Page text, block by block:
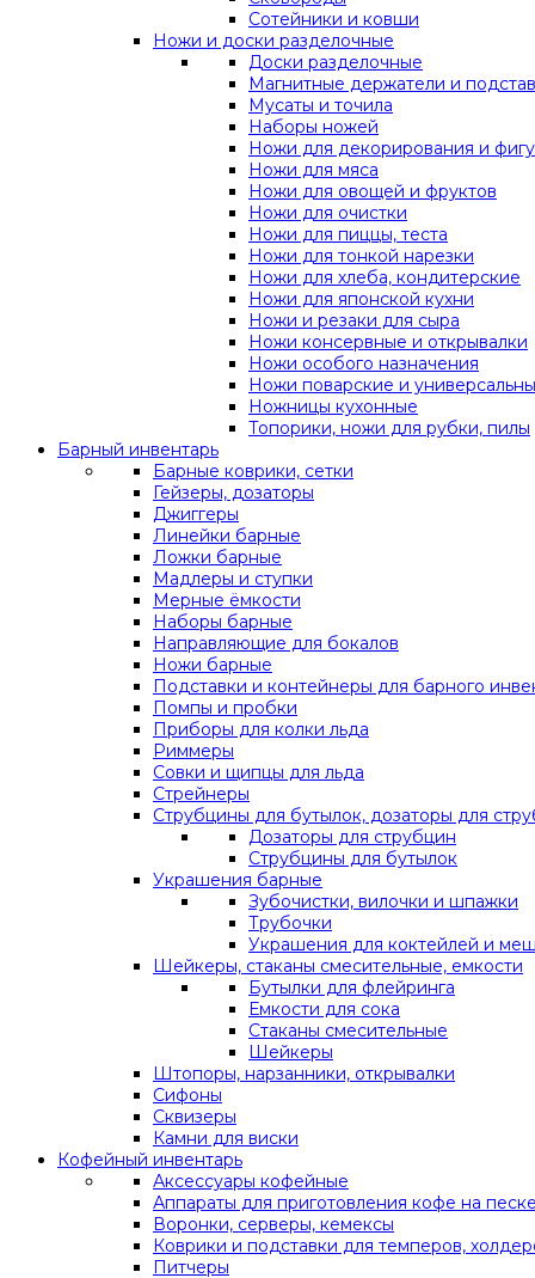
Сотейники и ковши
Ножи и доски разделочные
Доски разделочные
Магнитные держатели и
Мусаты и точила
Наборы ножей
Ножи для декорирования и
Ножи для мяса
Ножи для овощей и фруктов
Ножи для очистки
Ножи для пиццы, теста
Ножи для тонкой нарезки
Ножи для хлеба, кондитерские
Ножи для японской кухни
Ножи и резаки для сыра
Ножи консервные и открывалки
Ножи особого назначения
Ножи поварские и
Ножницы кухонные
Топорики, ножи для рубки, пилы
Барный инвентарь
Барные коврики, сетки
Гейзеры, дозаторы
Джиггеры
Линейки барные
Ложки барные
Мадлеры и ступки
Мерные ёмкости
Наборы барные
Направляющие для бокалов
Ножи барные
Подставки и контейнеры для барного
Помпы и пробки
Приборы для колки льда
Риммеры
Совки и щипцы для льда
Стрейнеры
Струбцины для бутылок, дозаторы для
Дозаторы для струбцин
Струбцины для бутылок
Украшения барные
Зубочистки, вилочки и шпажки
Трубочки
Украшения для коктейлей и
Шейкеры, стаканы смесительные, емкости
Бутылки для флейринга
Емкости для сока
Стаканы смесительные
Шейкеры
Штопоры, нарзанники, открывалки
Сифоны
Сквизеры
Камни для виски
Кофейный инвентарь
Аксессуары кофейные
Аппараты для приготовления кофе на песке
Воронки, серверы, кемексы
Коврики и подставки для темперов,
Питчеры